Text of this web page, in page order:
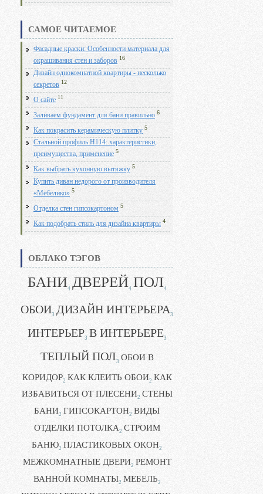
САМОЕ ЧИТАЕМОЕ
Фасадные краски: Особенности материала для
окрашивания стен и заборов 16
Дизайн однокомнатной квартиры - несколько
секретов 12
О сайте 11
Заливаем фундамент для бани правильно 6
Как покрасить керамическую плитку 5
Стальной профиль Н114: характеристики,
преимущества, применение 5
Как выбрать кухонную вытяжку 5
Купить диван недорого от производителя
«Мебелико» 5
Отделка стен гипсокартоном 5
Как подобрать стиль для дизайна квартиры 4
ОБЛАКО ТЭГОВ
БАНИ4 ДВЕРЕЙ4 ПОЛ4
ОБОИ3 ДИЗАЙН ИНТЕРЬЕРА3
ИНТЕРЬЕР3 В ИНТЕРЬЕРЕ3
ТЕПЛЫЙ ПОЛ3 ОБОИ В
КОРИДОР2 КАК КЛЕИТЬ ОБОИ2 КАК
ИЗБАВИТЬСЯ ОТ ПЛЕСЕНИ2 СТЕНЫ
БАНИ2 ГИПСОКАРТОН2 ВИДЫ
ОТДЕЛКИ ПОТОЛКА2 СТРОИМ
БАНЮ2 ПЛАСТИКОВЫХ ОКОН2
МЕЖКОМНАТНЫЕ ДВЕРИ2 РЕМОНТ
ВАННОЙ КОМНАТЫ2 МЕБЕЛЬ2